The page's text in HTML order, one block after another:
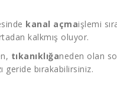
kanal açmaişlemi
kalkmış oluyor.
tıkanıklığaneden olan
geride bırakabilirsiniz.